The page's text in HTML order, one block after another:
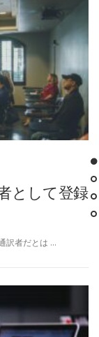
として登録
訳者だとは …